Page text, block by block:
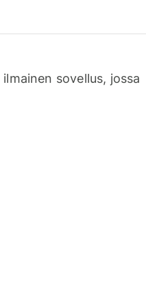
sovellus, jossa